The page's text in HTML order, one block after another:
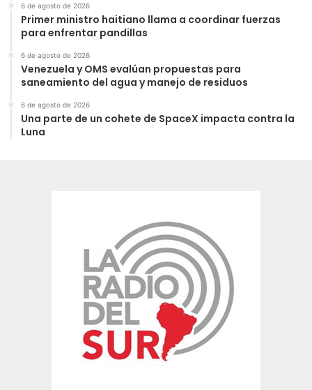
6 de agosto de 2026
Primer ministro haitiano llama a coordinar fuerzas
para enfrentar pandillas
6 de agosto de 2026
Venezuela y OMS evalúan propuestas para
saneamiento del agua y manejo de residuos
6 de agosto de 2026
Una parte de un cohete de SpaceX impacta contra la
Luna